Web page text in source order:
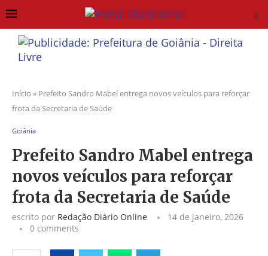
Início » Prefeito Sandro Mabel entrega novos veículos para reforçar
frota da Secretaria de Saúde
Goiânia
Prefeito Sandro Mabel entrega
novos veículos para reforçar
frota da Secretaria de Saúde
escrito por Redação Diário Online
14 de janeiro, 2026
0 comments